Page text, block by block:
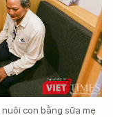
con bằng sữa mẹ